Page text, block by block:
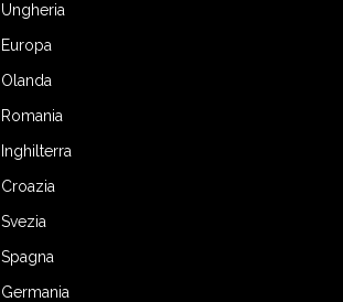
Ungheria
Europa
Olanda
Romania
Inghilterra
Croazia
Svezia
Spagna
Germania